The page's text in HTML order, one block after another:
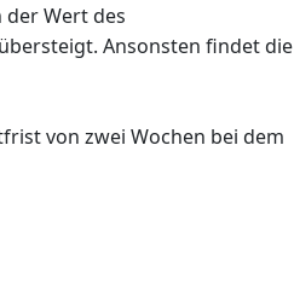
der Wert des
Ansonsten findet die
von zwei Wochen bei dem